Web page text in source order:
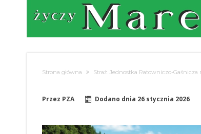
Strona główna Straż. Jednostka Ratowniczo-Gaśnicza
Przez PZA Dodano dnia 26 stycznia 2026